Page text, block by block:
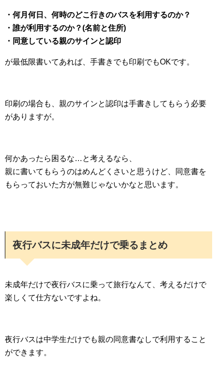
・何月何日、何時のどこ行きのバスを利用するのか？
・誰が利用するのか？(名前と住所)
・同意している親のサインと認印
が最低限書いてあれば、手書きでも印刷でもOKです。
印刷の場合も、親のサインと認印は手書きしてもらう必要
がありますが。
何かあったら困るな…と考えるなら、
親に書いてもらうのはめんどくさいと思うけど、同意書を
もらっておいた方が無難じゃないかなと思います。
夜行バスに未成年だけで乗るまとめ
未成年だけで夜行バスに乗って旅行なんて、考えるだけで
楽しくて仕方ないですよね。
夜行バスは中学生だけでも親の同意書なしで利用すること
ができます。